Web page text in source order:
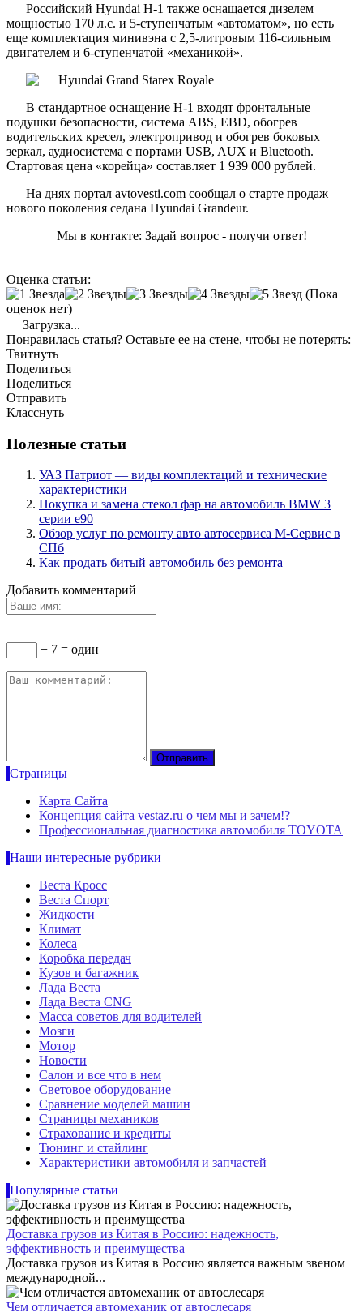
Российский Hyundai H-1 также оснащается дизелем
мощностью 170 л.с. и 5-ступенчатым «автоматом», но есть
еще комплектация минивэна с 2,5-литровым 116-сильным
двигателем и 6-ступенчатой «механикой».
В стандартное оснащение H-1 входят фронтальные
подушки безопасности, система ABS, EBD, обогрев
водительских кресел, электропривод и обогрев боковых
зеркал, аудиосистема с портами USB, AUX и Bluetooth.
Стартовая цена «корейца» составляет 1 939 000 рублей.
На днях портал avtovesti.com сообщал о старте продаж
нового поколения седана Hyundai Grandeur.
Мы в контакте: Задай вопрос - получи ответ!
Оценка статьи:
(Пока
оценок нет)
Загрузка...
Понравилась статья? Оставьте ее на стене, чтобы не потерять:
Твитнуть
Поделиться
Поделиться
Отправить
Класснуть
Полезные статьи
УАЗ Патриот — виды комплектаций и технические
характеристики
Покупка и замена стекол фар на автомобиль BMW 3
серии е90
Обзор услуг по ремонту авто автосервиса М-Сервис в
СПб
Как продать битый автомобиль без ремонта
Добавить комментарий
− 7 = один
Страницы
Карта Сайта
Концепция сайта vestaz.ru о чем мы и зачем!?
Профессиональная диагностика автомобиля TOYOTA
Наши интересные рубрики
Веста Кросс
Веста Спорт
Жидкости
Климат
Колеса
Коробка передач
Кузов и багажник
Лада Веста
Лада Веста CNG
Масса советов для водителей
Мозги
Мотор
Новости
Салон и все что в нем
Световое оборудование
Сравнение моделей машин
Страницы механиков
Страхование и кредиты
Тюнинг и стайлинг
Характеристики автомобиля и запчастей
Популярные статьи
Доставка грузов из Китая в Россию: надежность,
эффективность и преимущества
Доставка грузов из Китая в Россию является важным звеном
международной...
Чем отличается автомеханик от автослесаря